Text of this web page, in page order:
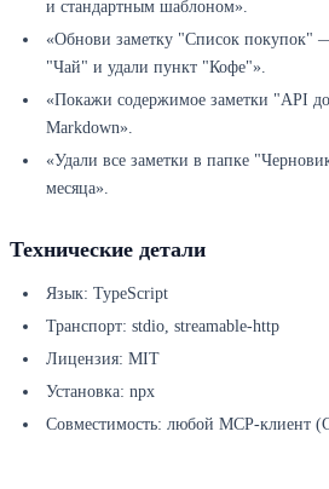
и стандартным шаблоном».
«Обнови заметку "Список покупок"
"Чай" и удали пункт "Кофе"».
«Покажи содержимое заметки "API
Markdown».
«Удали все заметки в папке
месяца».
Технические детали
Язык: TypeScript
Транспорт: stdio, streamable-http
Лицензия: MIT
Установка: npx
Совместимость: любой MCP-клиент